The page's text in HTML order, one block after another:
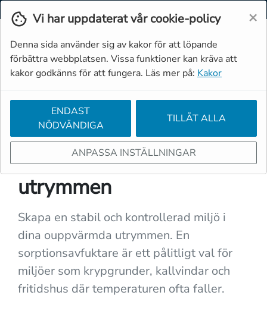
Vi har uppdaterat vår cookie-policy ×
Denna sida använder sig av kakor för att löpande
förbättra webbplatsen. Vissa funktioner kan kräva att
kakor godkänns för att fungera. Läs mer på: Kakor
ENDAST
NÖDVÄNDIGA
TILLÅT ALLA
ANPASSA INSTÄLLNINGAR
Svenska
← FLER APPLIKATIONER
Avfuktare för kalla
utrymmen
Skapa en stabil och kontrollerad miljö i
dina ouppvärmda utrymmen. En
sorptionsavfuktare är ett pålitligt val för
miljöer som krypgrunder, kallvindar och
fritidshus där temperaturen ofta faller.